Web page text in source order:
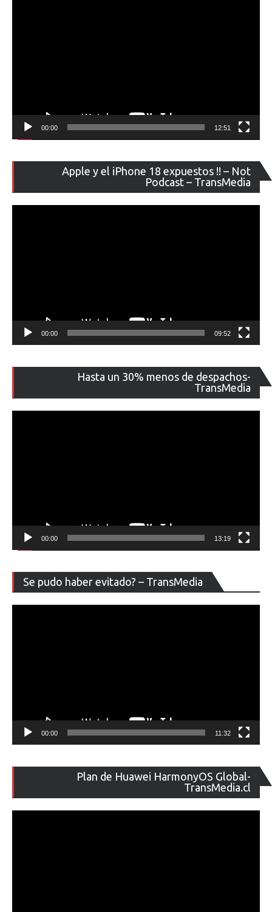
00:00 12:51
Apple y el iPhone 18 expuestos !! – Not
Podcast – TransMedia
de
00:00 09:52
Hasta un 30% menos de despachos-
TransMedia
de
00:00 13:19
Se pudo haber evitado? – TransMedia
de
00:00 11:32
Plan de Huawei HarmonyOS Global-
TransMedia.cl
de